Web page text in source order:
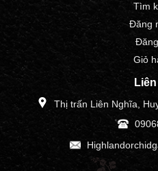
Tìm
Đăng
Giỏ
Thị trấn Liên Nghĩa,